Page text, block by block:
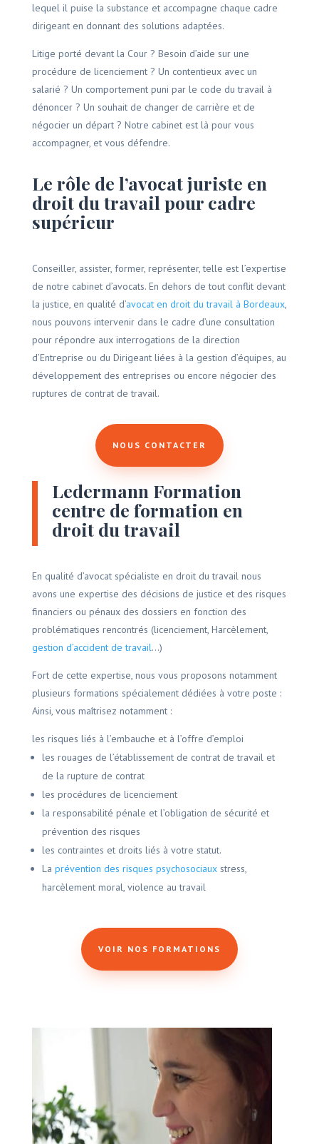
lequel il puise la substance et accompagne chaque cadre
dirigeant en donnant des solutions adaptées.
Litige porté devant la Cour ? Besoin d’aide sur une
procédure de licenciement ? Un contentieux avec un
salarié ? Un comportement puni par le code du travail à
dénoncer ? Un souhait de changer de carrière et de
négocier un départ ? Notre cabinet est là pour vous
accompagner, et vous défendre.
Le rôle de l’avocat juriste en
droit du travail pour cadre
supérieur
Conseiller, assister, former, représenter, telle est l’expertise
de notre cabinet d’avocats. En dehors de tout conflit devant
la justice, en qualité d’avocat en droit du travail à Bordeaux,
nous pouvons intervenir dans le cadre d’une consultation
pour répondre aux interrogations de la direction
d’Entreprise ou du Dirigeant liées à la gestion d’équipes, au
développement des entreprises ou encore négocier des
ruptures de contrat de travail.
NOUS CONTACTER
Ledermann Formation
centre de formation en
droit du travail
En qualité d’avocat spécialiste en droit du travail nous
avons une expertise des décisions de justice et des risques
financiers ou pénaux des dossiers en fonction des
problématiques rencontrés (licenciement, Harcèlement,
gestion d’accident de travail…)
Fort de cette expertise, nous vous proposons notamment
plusieurs formations spécialement dédiées à votre poste :
Ainsi, vous maîtrisez notamment :
les risques liés à l’embauche et à l’offre d’emploi
les rouages de l’établissement de contrat de travail et
de la rupture de contrat
les procédures de licenciement
la responsabilité pénale et l’obligation de sécurité et
prévention des risques
les contraintes et droits liés à votre statut.
La prévention des risques psychosociauxstress,
harcèlement moral, violence au travail
VOIR NOS FORMATIONS